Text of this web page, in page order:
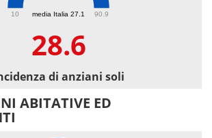
media Italia 27.1
10 90.9
28.6
di anziani soli
ABITATIVE ED